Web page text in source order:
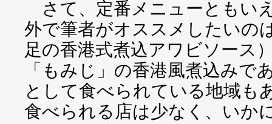
さて、定番メニューともい
外で筆者がオススメしたいの
足の香港式煮込アワビソー
「もみじ」の香港風煮込みで
として食べられている地域も
食べられる店は少なく、いか